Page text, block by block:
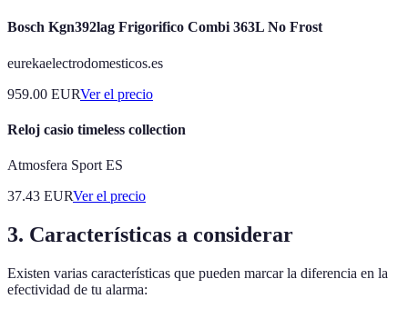
Bosch Kgn392lag Frigorifico Combi 363L No Frost
eurekaelectrodomesticos.es
959.00 EURVer el precio
Reloj casio timeless collection
Atmosfera Sport ES
37.43 EURVer el precio
3. Características a considerar
Existen varias características que pueden marcar la diferencia en la
efectividad de tu alarma: